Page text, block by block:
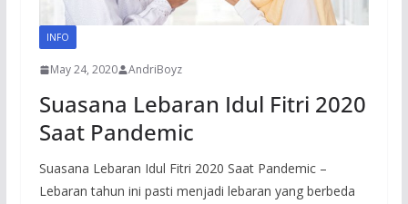
INFO
May 24, 2020 AndriBoyz
Suasana Lebaran Idul Fitri 2020
Saat Pandemic
Suasana Lebaran Idul Fitri 2020 Saat Pandemic –
Lebaran tahun ini pasti menjadi lebaran yang berbeda